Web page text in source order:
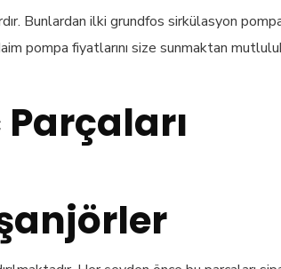
Bunlardan ilki grundfos sirkülasyon
pompa fiyatlarını size sunmaktan